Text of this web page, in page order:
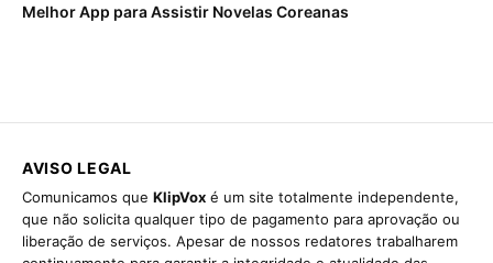
Melhor App para Assistir Novelas Coreanas
AVISO LEGAL
Comunicamos que KlipVox é um site totalmente independente,
que não solicita qualquer tipo de pagamento para aprovação ou
liberação de serviços. Apesar de nossos redatores trabalharem